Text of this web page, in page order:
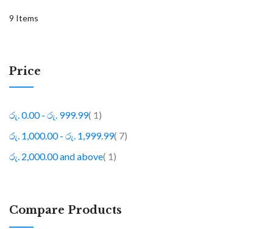
9 Items
Price
රු. 0.00- රු. 999.99 1item
රු. 1,000.00- රු. 1,999.99 7item
රු. 2,000.00and above 1item
Compare Products